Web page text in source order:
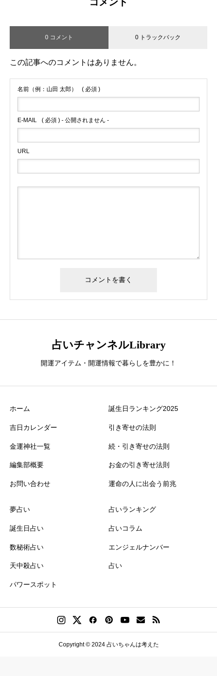
0 コメント 0 トラックバック
この記事へのコメントはありません。
名前（例：山田 太郎） ( 必須 )
E-MAIL ( 必須 ) - 公開されません -
URL
占いチャンネルLibrary
開運アイテム・開運情報で暮らしを豊かに！
ホーム
吉日カレンダー
金運神社一覧
編集部概要
お問い合わせ
誕生日ランキング2025
引き寄せの法則
続・引き寄せの法則
お金の引き寄せ法則
運命の人に出会う前兆
夢占い
誕生日占い
数秘術占い
天中殺占い
パワースポット
占いランキング
占いコラム
エンジェルナンバー
占い
Copyright © 2024 占いちゃんは考えた